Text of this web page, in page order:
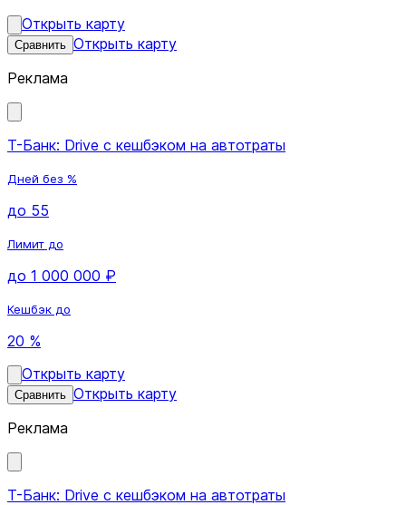
Открыть карту
Сравнить Открыть карту
Реклама
Т-Банк: Drive с кешбэком на автотраты
Дней без %
до 55
Лимит до
до 1 000 000 ₽
Кешбэк до
20 %
Открыть карту
Сравнить Открыть карту
Реклама
Т-Банк: Drive с кешбэком на автотраты